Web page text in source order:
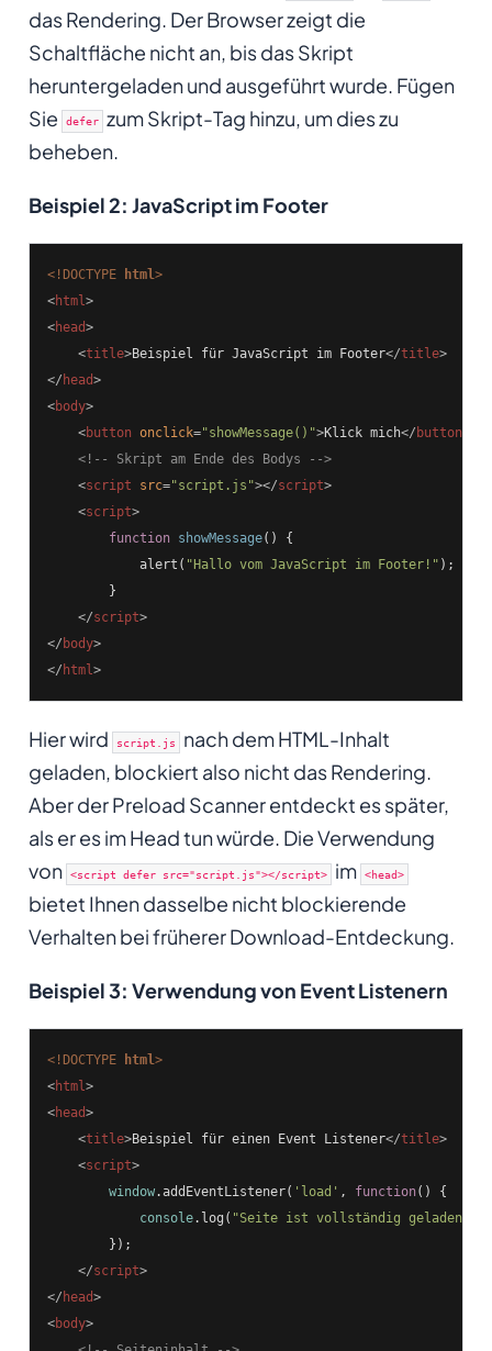
das Rendering. Der Browser zeigt die
Schaltfläche nicht an, bis das Skript
heruntergeladen und ausgeführt wurde. Fügen
Sie
defer zum Skript-Tag hinzu, um dies zu
beheben.
Beispiel 2: JavaScript im Footer
<!DOCTYPE html>
<html>
<head>
<title>Beispiel für JavaScript im Footer</title>
</ head>
<body>
<button onclick="showMessage()">Klick mich</ button
<!-- Skript am Ende des Bodys -->
<script src="script.js"></script>
<script>
function
showMessage()
{
            alert(
"Hallo vom JavaScript im Footer!" );
        }
</script>
</ body>
</ html>
Hier wird script.js nach dem HTML-Inhalt
geladen, blockiert also nicht das Rendering.
Aber der Preload Scanner entdeckt es später,
als er es im Head tun würde. Die Verwendung
von <script defer src="script.js"></script> im <head>
bietet Ihnen dasselbe nicht blockierende
Verhalten bei früherer Download-Entdeckung.
Beispiel 3: Verwendung von Event Listenern
<!DOCTYPE html>
<html>
<head>
<title>Beispiel für einen Event Listener</title>
<script>
window.addEventListener( 'load' , function( )
{
console.log( "Seite ist vollständig geladen."
        });
</script>
</ head>
<body>